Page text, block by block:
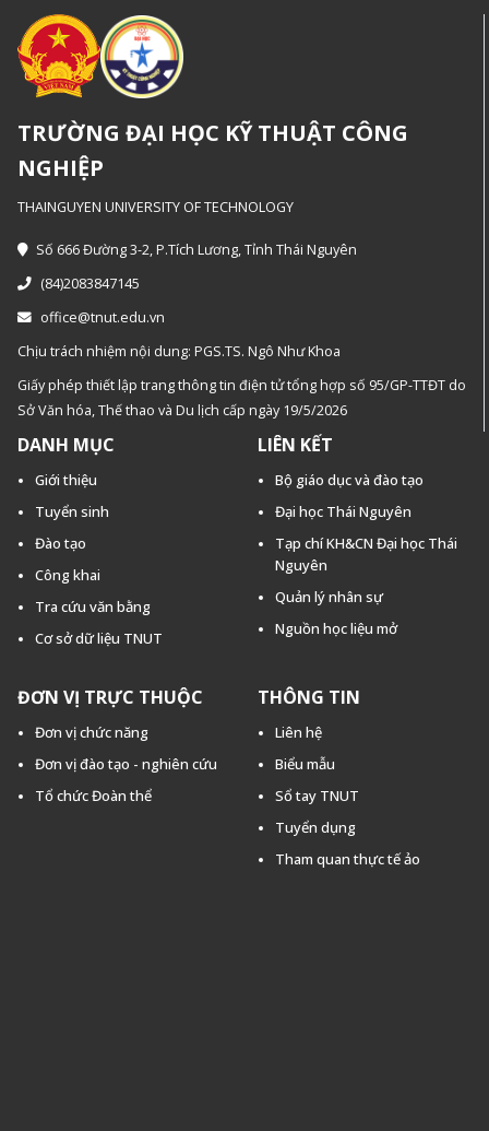
TRƯỜNG ĐẠI HỌC KỸ THUẬT CÔNG
NGHIỆP
THAINGUYEN UNIVERSITY OF TECHNOLOGY
Số 666 Đường 3-2, P.Tích Lương, Tỉnh Thái Nguyên
(84)2083847145
office@tnut.edu.vn
Chịu trách nhiệm nội dung: PGS.TS. Ngô Như Khoa
Giấy phép thiết lập trang thông tin điện tử tổng hợp số 95/GP-TTĐT do
Sở Văn hóa, Thế thao và Du lịch cấp ngày 19/5/2026
DANH MỤC
Giới thiệu
Tuyển sinh
Đào tạo
Công khai
Tra cứu văn bằng
Cơ sở dữ liệu TNUT
LIÊN KẾT
Bộ giáo dục và đào tạo
Đại học Thái Nguyên
Tạp chí KH&CN Đại học Thái
Nguyên
Quản lý nhân sự
Nguồn học liệu mở
ĐƠN VỊ TRỰC THUỘC
Đơn vị chức năng
Đơn vị đào tạo - nghiên cứu
Tổ chức Đoàn thể
THÔNG TIN
Liên hệ
Biểu mẫu
Sổ tay TNUT
Tuyển dụng
Tham quan thực tế ảo